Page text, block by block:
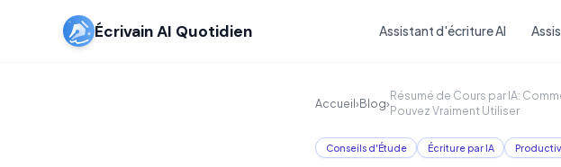
Écrivain AI Quotidien Assistant d'écriture AI
Accueil›Blog›
Résumé de Cours par IA:
Pouvez Vraiment Utiliser
Conseils d'Étude Écriture par IA